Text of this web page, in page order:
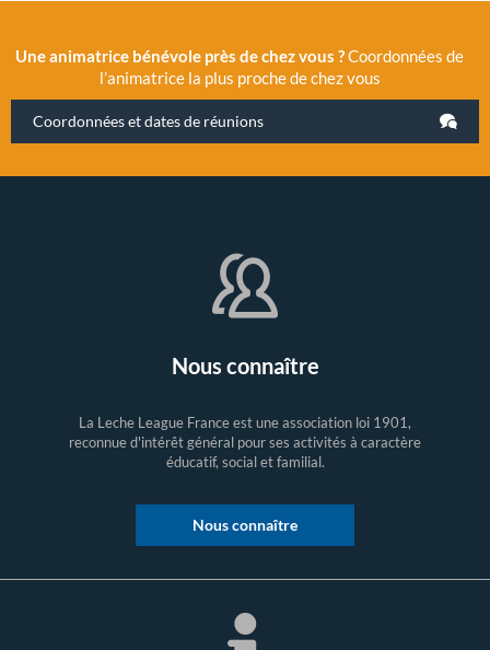
Une animatrice bénévole près de chez vous ?Coordonnées de
l’animatrice la plus proche de chez vous
Coordonnées et dates de réunions
Nous connaître
La Leche League France est une association loi 1901,
reconnue d'intérêt général pour ses activités à caractère
éducatif, social et familial.
Nous connaître